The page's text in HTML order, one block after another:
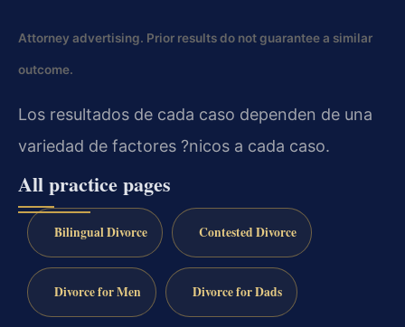
Attorney advertising. Prior results do not guarantee a similar
outcome.
Los resultados de cada caso dependen de una
variedad de factores ?nicos a cada caso.
All practice pages
Bilingual Divorce Contested Divorce
Divorce for Men Divorce for Dads